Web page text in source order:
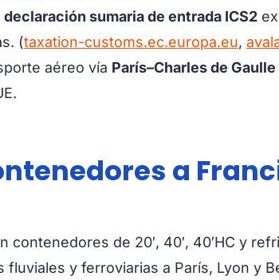
declaración sumaria de entrada ICS2
(taxation-customs.ec.europa.eu,
aéreo vía París–Charles de Gaulle
a
de 20′, 40′, 40′HC y
fluviales y ferroviarias a París, Lyon y